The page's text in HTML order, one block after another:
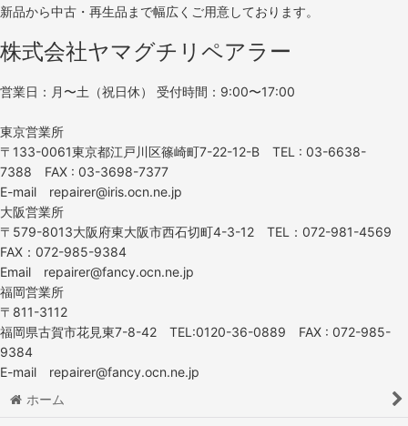
新品から中古・再生品まで幅広くご用意しております。
株式会社ヤマグチリペアラー
営業日：月〜土（祝日休） 受付時間：9:00〜17:00
東京営業所
〒133-0061東京都江戸川区篠崎町7-22-12-B TEL : 03-6638-
7388 FAX : 03-3698-7377
E-mail repairer@iris.ocn.ne.jp
大阪営業所
〒579-8013大阪府東大阪市西石切町4-3-12 TEL：072-981-4569
FAX：072-985-9384
Email repairer@fancy.ocn.ne.jp
福岡営業所
〒811-3112
福岡県古賀市花見東7-8-42 TEL:0120-36-0889 FAX : 072-985-
9384
E-mail repairer@fancy.ocn.ne.jp
ホーム